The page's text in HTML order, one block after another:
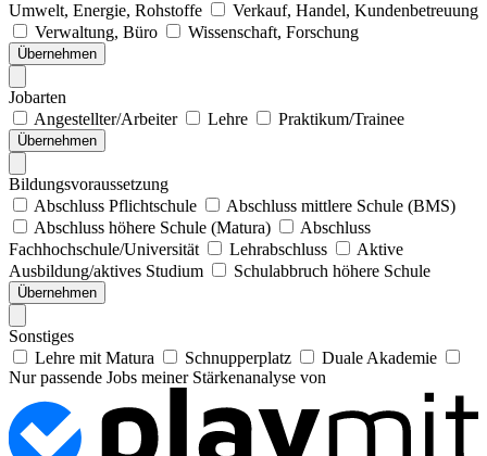
Umwelt, Energie, Rohstoffe
Verkauf, Handel, Kundenbetreuung
Verwaltung, Büro
Wissenschaft, Forschung
Übernehmen
Jobarten
Angestellter/Arbeiter
Lehre Praktikum/Trainee
Übernehmen
Bildungsvoraussetzung
Abschluss Pflichtschule
Abschluss mittlere Schule (BMS)
Abschluss höhere Schule (Matura)
Abschluss
Fachhochschule/Universität
Lehrabschluss
Aktive
Ausbildung/aktives Studium
Schulabbruch höhere Schule
Übernehmen
Sonstiges
Lehre mit Matura
Schnupperplatz
Duale Akademie
Nur passende Jobs meiner Stärkenanalyse von